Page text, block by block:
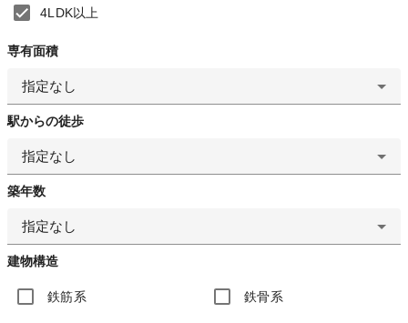
4LDK以上
専有面積
指定なし
駅からの徒歩
指定なし
築年数
指定なし
建物構造
鉄筋系 鉄骨系